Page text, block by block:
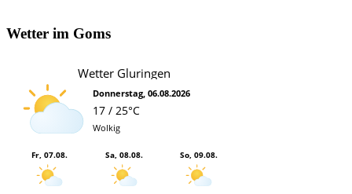
Wetter im Goms
Wetter Gluringen
Donnerstag, 06.08.2026
17 / 25°C
Wolkig
Fr, 07.08. Sa, 08.08. So, 09.08.